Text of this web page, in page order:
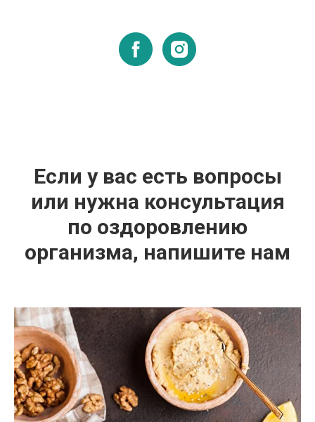
Если у вас есть вопросы
или нужна консультация
по оздоровлению
организма, напишите нам